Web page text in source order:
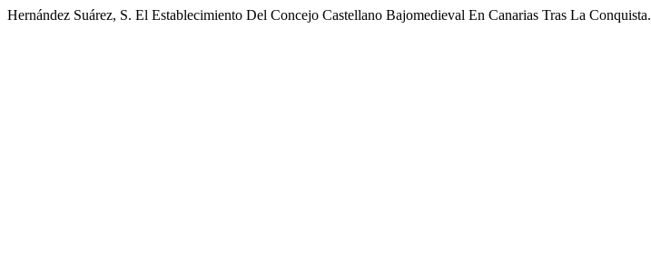
Hernández Suárez, S. El Establecimiento Del Concejo Castellano Bajomedieval En Canarias Tras La Conquista.